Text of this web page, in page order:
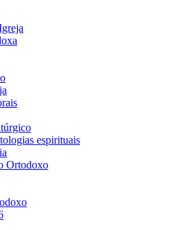
espirituais
Ortodoxo